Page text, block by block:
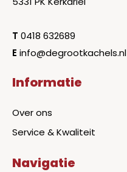
T 0418 632689
E info@degrootkachels.nl
Informatie
Over ons
Service & Kwaliteit
Navigatie